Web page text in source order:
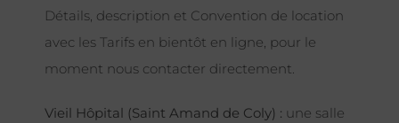
Détails, description et Convention de location
avec les Tarifs en bientôt en ligne, pour le
moment nous contacter directement.
Vieil Hôpital (Saint Amand de Coly) : une salle